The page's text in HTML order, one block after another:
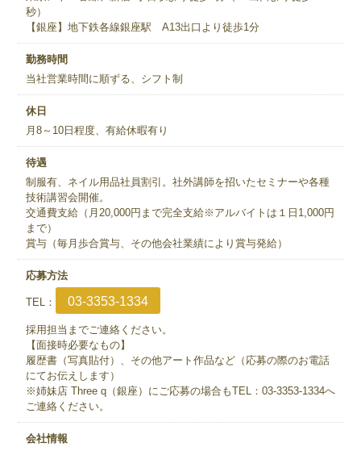
秒）
【銀座】地下鉄各線銀座駅 A13出口より徒歩1分
勤務時間
当社営業時間に順ずる、シフト制
休日
月8～10日程度、有給休暇有り
待遇
制服有、ネイル用品社員割引。社外講師を招いたセミナーや各種
技術講習会開催。
交通費支給（月20,000円まで完全支給※アルバイトは１日1,000円
まで）
賞与（毎月歩合賞与、その他会社業績により賞与発給）
応募方法
TEL： 03-3353-1334
採用担当までご連絡ください。
【面接時必要なもの】
履歴書（写真貼付）、その他アート作品など（応募の際のお電話
にてお伝えします）
※姉妹店 Three q（銀座）にご応募の場合もTEL：03-3353-1334へ
ご連絡ください。
会社情報